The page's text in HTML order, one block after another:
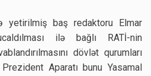
yetirilmiş baş redaktoru Elmar
ilə bağlı RATİ-nin
dövlət qurumları
Aparatı bunu Yasamal